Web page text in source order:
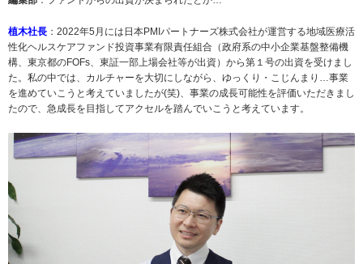
植木社長 ：2022年5月には日本PMIパートナーズ株式会社が運営する地域医療活
性化ヘルスケアファンド投資事業有限責任組合（政府系の中小企業基盤整備機
構、東京都のFOFs、東証一部上場会社等が出資）から第１号の出資を受けまし
た。私の中では、カルチャーを大切にしながら、ゆっくり・こじんまり…事業
を進めていこうと考えていましたが(笑)、事業の成長可能性を評価いただきまし
たので、急成長を目指してアクセルを踏んでいこうと考えています。